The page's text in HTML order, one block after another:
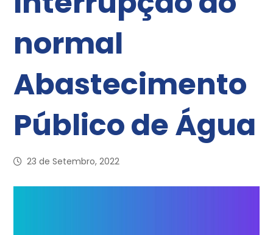
normal
Abastecimento
Público de Água
23 de Setembro, 2022